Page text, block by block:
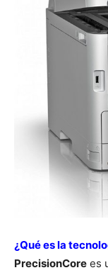
¿Qué es la
PrecisionCore es